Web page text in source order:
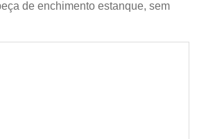
de enchimento estanque, sem